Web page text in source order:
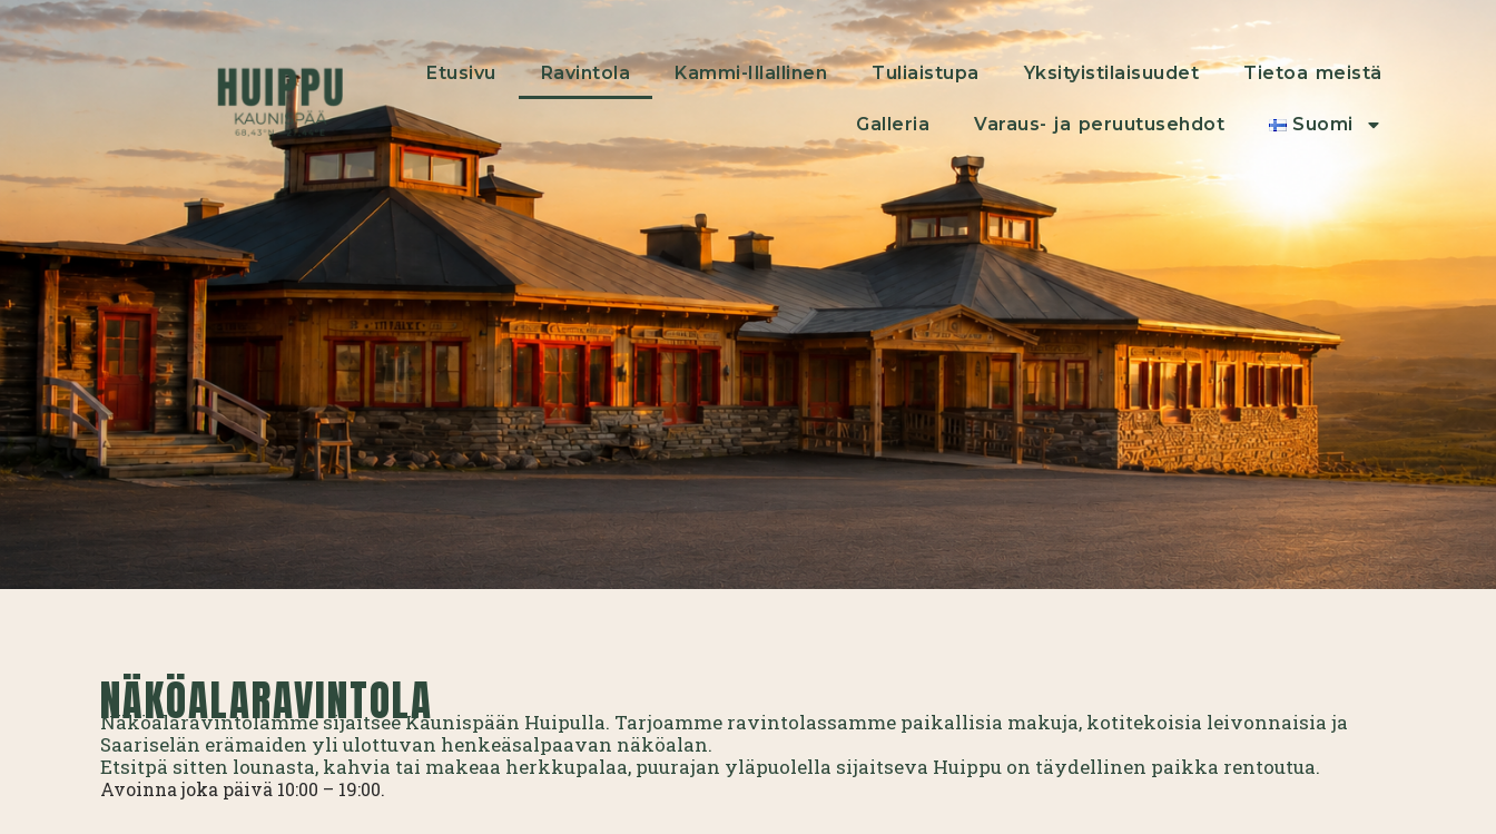
Etusivu Ravintola Kammi-Illallinen Tuliaistupa Yksityistilaisuudet Tietoa meistä
Galleria Varaus- ja peruutusehdot Suomi
NÄKÖALARAVINTOLA
Näköalaravintolamme sijaitsee Kaunispään Huipulla. Tarjoamme ravintolassamme paikallisia makuja, kotitekoisia leivonnaisia ja
Saariselän erämaiden yli ulottuvan henkeäsalpaavan näköalan.
Etsitpä sitten lounasta, kahvia tai makeaa herkkupalaa, puurajan yläpuolella sijaitseva Huippu on täydellinen paikka rentoutua.
Avoinna joka päivä 10:00 – 19:00.